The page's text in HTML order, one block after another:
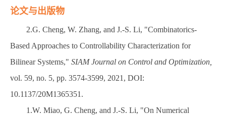
论文与出版物
2.G. Cheng, W. Zhang, and J.-S. Li, "Combinatorics-
Based Approaches to Controllability Characterization for
Bilinear Systems," SIAM Journal on Control and Optimization,
vol. 59, no. 5, pp. 3574-3599, 2021, DOI:
10.1137/20M1365351 .
1.W. Miao, G. Cheng, and J.-S. Li, "On Numerical